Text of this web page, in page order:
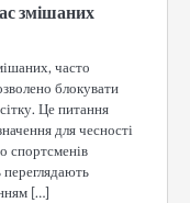
змішаних
часто
блокувати
Це питання
для чесності
спортсменів
переглядають
[…]